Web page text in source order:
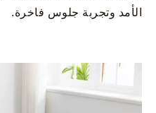
الأمد وتجربة جلوس فاخرة.